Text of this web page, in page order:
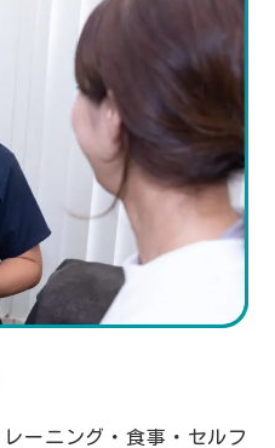
ーニング・食事・セルフ